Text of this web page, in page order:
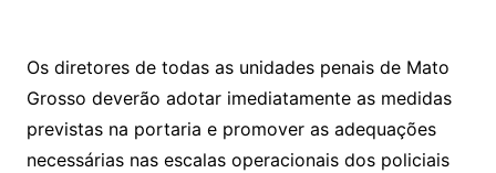
Os diretores de todas as unidades penais de Mato
Grosso deverão adotar imediatamente as medidas
previstas na portaria e promover as adequações
necessárias nas escalas operacionais dos policiais